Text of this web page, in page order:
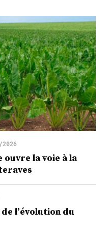
la voie à la
l’évolution du